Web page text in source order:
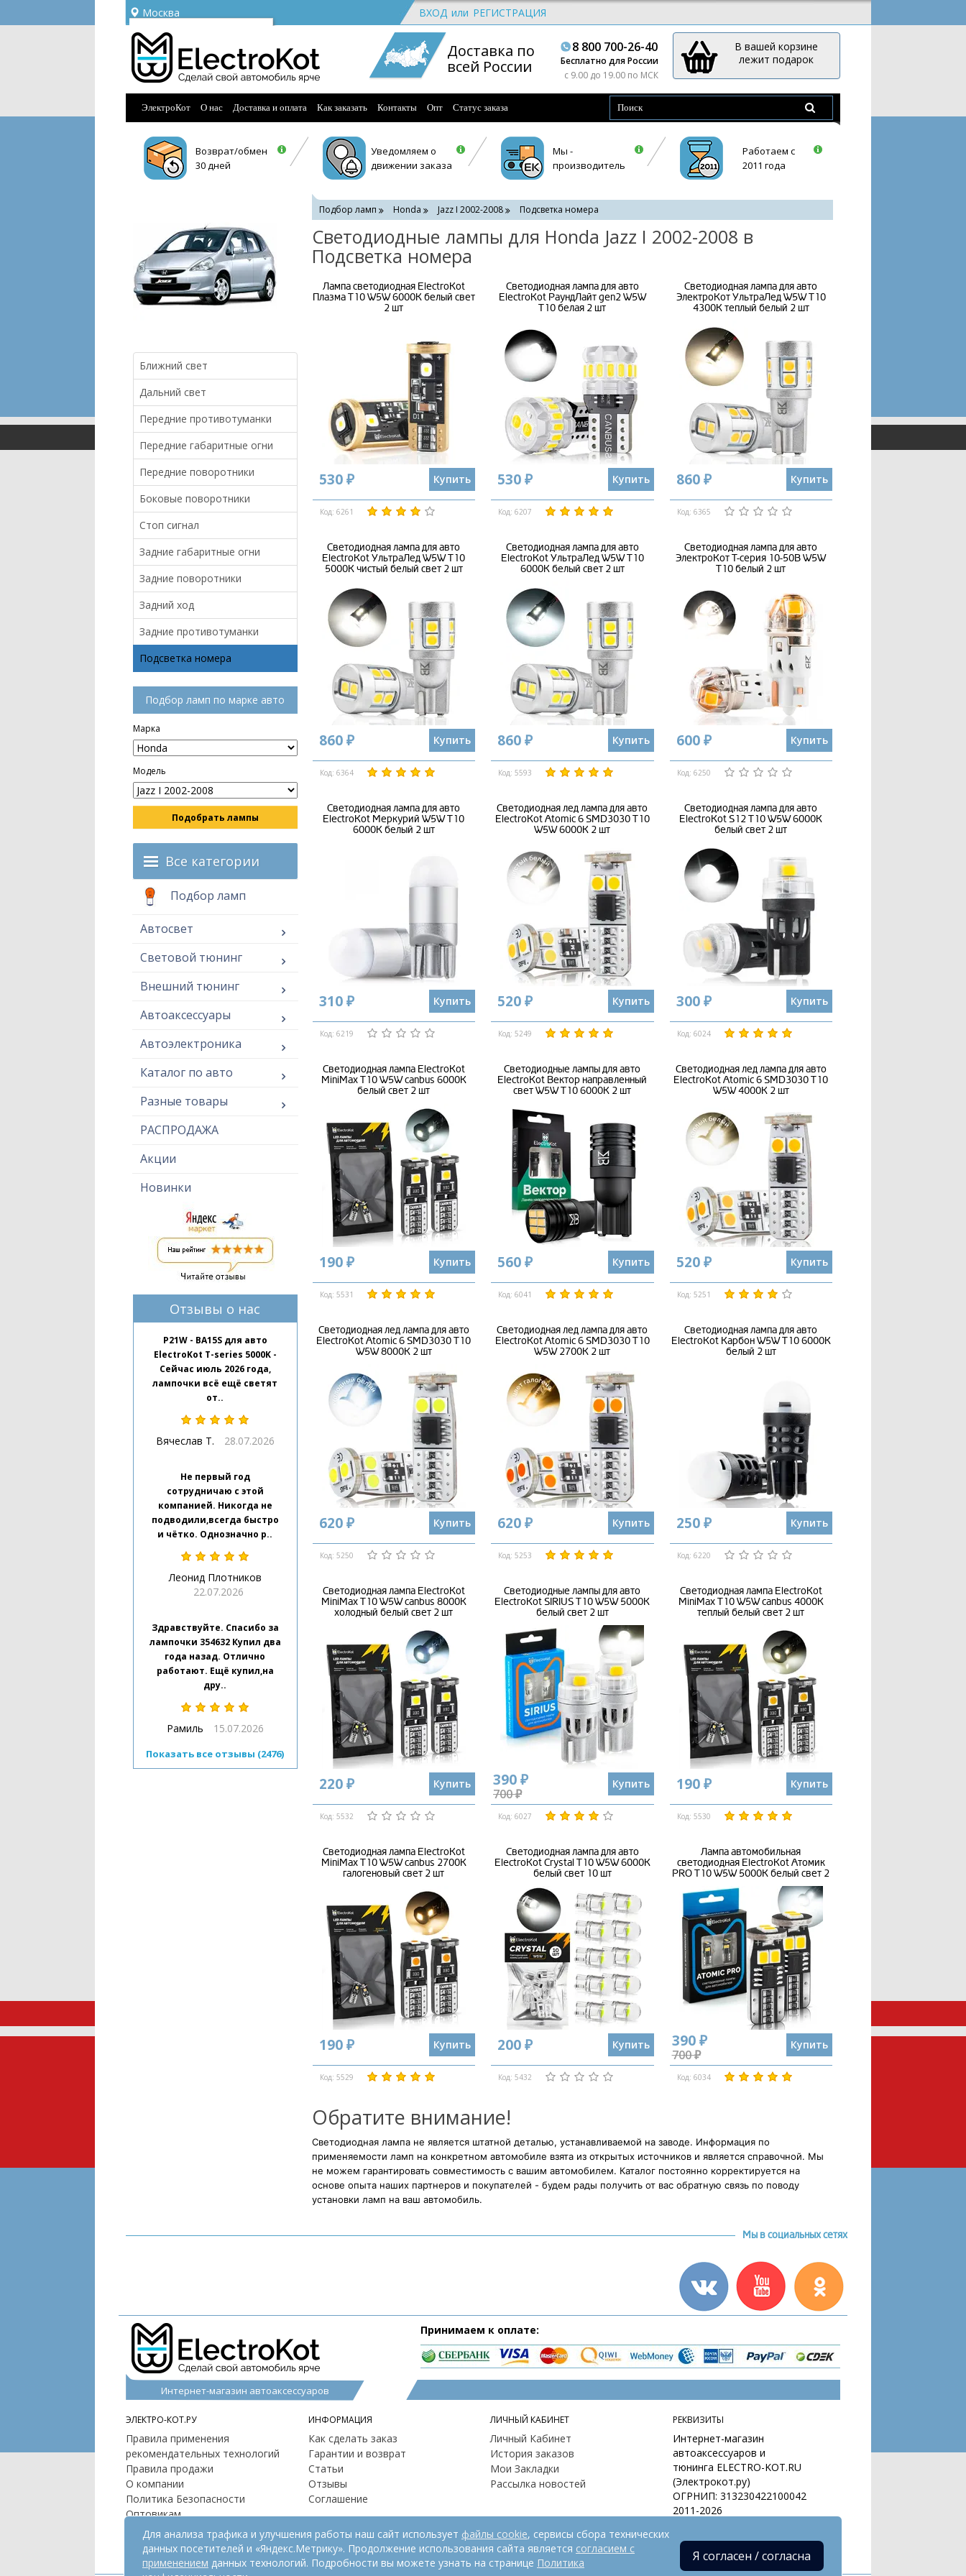
Москва
Ваш город —
Угадали?
ВХОД или РЕГИСТРАЦИЯ
Доставка по
всей России
8 800 700-26-40
Бесплатно для России
c 9.00 до 19.00 по МСК
В вашей корзине
лежит подарок
ЭлектроКот О нас Доставка и оплата Как заказать Контакты Опт Статус заказа
Возврат/обмен
30 дней
Уведомляем о
движении заказа
Мы -
производитель
Работаем с
2011 года
Ближний свет
Дальний свет
Передние противотуманки
Передние габаритные огни
Передние поворотники
Боковые поворотники
Стоп сигнал
Задние габаритные огни
Задние поворотники
Задний ход
Задние противотуманки
Подсветка номера
Подбор ламп по марке авто
Марка
Модель
Подобрать лампы
Все категории
Подбор ламп
Автосвет
Световой тюнинг
Внешний тюнинг
Автоаксессуары
Автоэлектроника
Каталог по авто
Разные товары
РАСПРОДАЖА
Акции
Новинки
Отзывы о нас
P21W - BA15S для авто
ElectroKot T-series 5000K -
Сейчас июль 2026 года,
лампочки всё ещё светят
от..
Вячеслав Т. 28.07.2026
Не первый год
сотрудничаю с этой
компанией. Никогда не
подводили,всегда быстро
и чётко. Однозначно р..
Леонид Плотников
22.07.2026
Здравствуйте. Спасибо за
лампочки 354632 Купил два
года назад. Отлично
работают. Ещё купил,на
дру..
Рамиль 15.07.2026
Показать все отзывы (2476)
Подбор ламп Honda Jazz I 2002-2008 Подсветка номера
Светодиодные лампы для Honda Jazz I 2002-2008 в
Подсветка номера
Лампа светодиодная ElectroKot
Плазма T10 W5W 6000K белый свет
2 шт
530 ₽ Купить
Код: 6261
Светодиодная лампа для авто
ElectroKot РаундЛайт gen2 W5W
T10 белая 2 шт
530 ₽ Купить
Код: 6207
Светодиодная лампа для авто
ЭлектроКот УльтраЛед W5W T10
4300K теплый белый 2 шт
860 ₽ Купить
Код: 6365
Светодиодная лампа для авто
ElectroKot УльтраЛед W5W T10
5000K чистый белый свет 2 шт
860 ₽ Купить
Код: 6364
Светодиодная лампа для авто
ElectroKot УльтраЛед W5W T10
6000K белый свет 2 шт
860 ₽ Купить
Код: 5593
Светодиодная лампа для авто
ЭлектроКот Т-серия 10-50В W5W
T10 белый 2 шт
600 ₽ Купить
Код: 6250
Светодиодная лампа для авто
ElectroKot Меркурий W5W T10
6000K белый 2 шт
310 ₽ Купить
Код: 6219
Светодиодная лед лампа для авто
ElectroKot Atomic 6 SMD3030 T10
W5W 6000K 2 шт
520 ₽ Купить
Код: 5249
Светодиодная лампа для авто
ElectroKot S12 T10 W5W 6000K
белый свет 2 шт
300 ₽ Купить
Код: 6024
Светодиодная лампа ElectroKot
MiniMax T10 W5W canbus 6000K
белый свет 2 шт
190 ₽ Купить
Код: 5531
Светодиодные лампы для авто
ElectroKot Вектор направленный
свет W5W T10 6000K 2 шт
560 ₽ Купить
Код: 6041
Светодиодная лед лампа для авто
ElectroKot Atomic 6 SMD3030 T10
W5W 4000K 2 шт
520 ₽ Купить
Код: 5251
Светодиодная лед лампа для авто
ElectroKot Atomic 6 SMD3030 T10
W5W 8000K 2 шт
620 ₽ Купить
Код: 5250
Светодиодная лед лампа для авто
ElectroKot Atomic 6 SMD3030 T10
W5W 2700K 2 шт
620 ₽ Купить
Код: 5253
Светодиодная лампа для авто
ElectroKot Карбон W5W T10 6000K
белый 2 шт
250 ₽ Купить
Код: 6220
Светодиодная лампа ElectroKot
MiniMax T10 W5W canbus 8000K
холодный белый свет 2 шт
220 ₽ Купить
Код: 5532
Светодиодные лампы для авто
ElectroKot SIRIUS T10 W5W 5000K
белый свет 2 шт
390 ₽
700 ₽
Купить
Код: 6027
Светодиодная лампа ElectroKot
MiniMax T10 W5W canbus 4000K
теплый белый свет 2 шт
190 ₽ Купить
Код: 5530
Светодиодная лампа ElectroKot
MiniMax T10 W5W canbus 2700K
галогеновый свет 2 шт
190 ₽ Купить
Код: 5529
Светодиодная лампа для авто
ElectroKot Crystal T10 W5W 6000K
белый свет 10 шт
200 ₽ Купить
Код: 5432
Лампа автомобильная
светодиодная ElectroKot Атомик
PRO T10 W5W 5000K белый свет 2
390 ₽
700 ₽
Купить
Код: 6034
Обратите внимание!
Светодиодная лампа не является штатной деталью, устанавливаемой на заводе. Информация по
применяемости ламп на конкретном автомобиле взята из открытых источников и является справочной. Мы
не можем гарантировать совместимость с вашим автомобилем. Каталог постоянно корректируется на
основе опыта наших партнеров и покупателей - будем рады получить от вас обратную связь по поводу
установки ламп на ваш автомобиль.
Мы в социальных сетях
Интернет-магазин автоаксессуаров
Принимаем к оплате:
ЭЛЕКТРО-КОТ.РУ
Правила применения
рекомендательных технологий
Правила продажи
О компании
Политика Безопасности
Оптовикам
Контакты
Карта сайта
ИНФОРМАЦИЯ
Как сделать заказ
Гарантии и возврат
Статьи
Отзывы
Соглашение
ЛИЧНЫЙ КАБИНЕТ
Личный Кабинет
История заказов
Мои Закладки
Рассылка новостей
РЕКВИЗИТЫ
Интернет-магазин
автоаксессуаров и
тюнинга ELECTRO-KOT.RU
(Электрокот.ру)
ОГРНИП: 313230422100042
2011-2026
Для анализа трафика и улучшения работы наш сайт использует файлы cookie, сервисы сбора технических
данных посетителей и «Яндекс.Метрику». Продолжение использования сайта является согласием с
применением данных технологий. Подробности вы можете узнать на странице Политика
Я согласен / согласна